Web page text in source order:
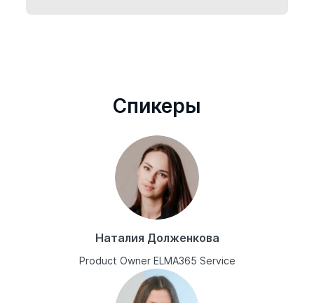
Cпикеры
Наталия Долженкова
Product Owner ELMA365 Service